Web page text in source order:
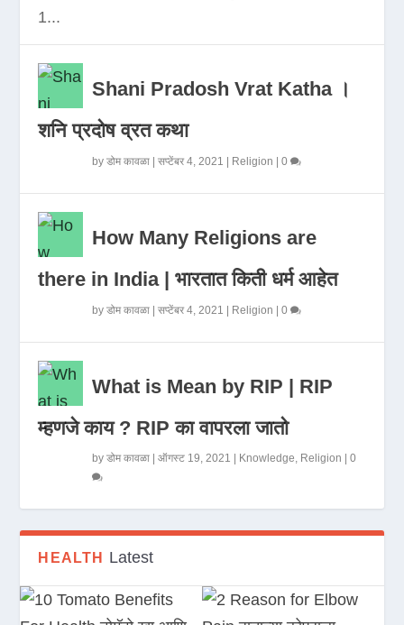
1...
Shani Pradosh Vrat Katha ।
शनि प्रदोष व्रत कथा
byडोम कावळा |सप्टेंबर 4, 2021 Religion |0
How Many Religions are
there in India | भारतात किती धर्म आहेत
byडोम कावळा |सप्टेंबर 4, 2021 Religion |0
What is Mean by RIP | RIP
म्हणजे काय ? RIP का वापरला जातो
byडोम कावळा |ऑगस्ट 19, 2021 Knowledge, Religion |0
HEALTH Latest